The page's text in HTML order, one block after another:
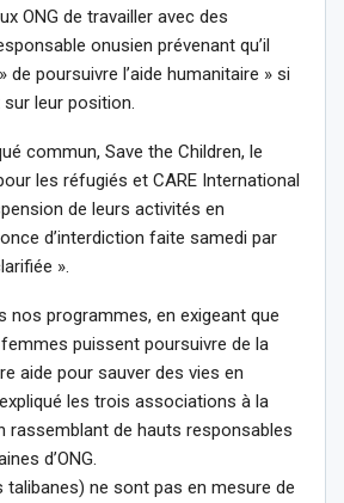
ONG de travailler avec des
onusien prévenant qu’il
de poursuivre l’aide humanitaire » si
leur position.
commun, Save the Children, le
les réfugiés et CARE International
de leurs activités en
d’interdiction faite samedi par
».
nos programmes, en exigeant que
puissent poursuivre de la
aide pour sauver des vies en
les trois associations à la
rassemblant de hauts responsables
d’ONG.
talibanes) ne sont pas en mesure de